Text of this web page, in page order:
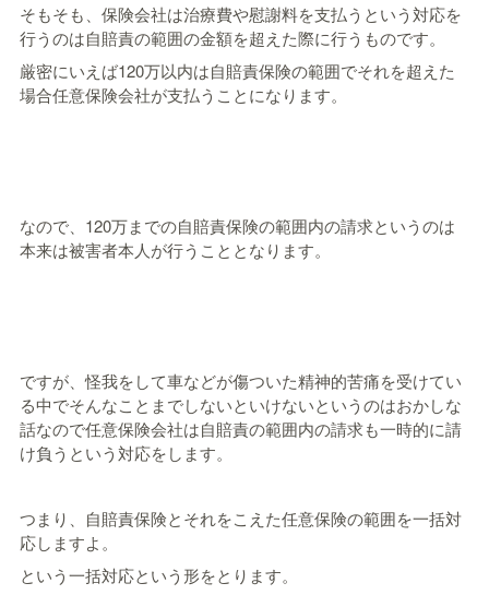
そもそも、保険会社は治療費や慰謝料を支払うという対応を
行うのは自賠責の範囲の金額を超えた際に行うものです。
厳密にいえば120万以内は自賠責保険の範囲でそれを超えた
場合任意保険会社が支払うことになります。
なので、120万までの自賠責保険の範囲内の請求というのは
本来は被害者本人が行うこととなります。
ですが、怪我をして車などが傷ついた精神的苦痛を受けてい
る中でそんなことまでしないといけないというのはおかしな
話なので任意保険会社は自賠責の範囲内の請求も一時的に請
け負うという対応をします。
つまり、自賠責保険とそれをこえた任意保険の範囲を一括対
応しますよ。
という一括対応という形をとります。